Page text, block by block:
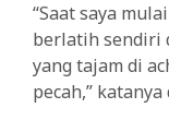
“Saat saya
berlatih sendiri
yang tajam di
pecah,”